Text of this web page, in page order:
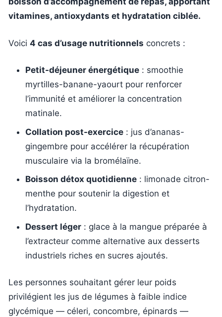
vitamines, antioxydants et hydratation ciblée.
Voici 4 cas d’usage nutritionnels concrets :
Petit-déjeuner énergétique : smoothie
myrtilles-banane-yaourt pour renforcer
l’immunité et améliorer la concentration
matinale.
Collation post-exercice : jus d’ananas-
gingembre pour accélérer la récupération
musculaire via la bromélaïne.
Boisson détox quotidienne : limonade citron-
menthe pour soutenir la digestion et
l’hydratation.
Dessert léger : glace à la mangue préparée à
l’extracteur comme alternative aux desserts
industriels riches en sucres ajoutés.
Les personnes souhaitant gérer leur poids
privilégient les jus de légumes à faible indice
glycémique — céleri, concombre, épinards —